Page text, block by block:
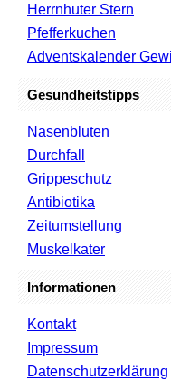
Herrnhuter Stern
Pfefferkuchen
Adventskalender
Gesundheitstipps
Nasenbluten
Durchfall
Grippeschutz
Antibiotika
Zeitumstellung
Muskelkater
Informationen
Kontakt
Impressum
Datenschutzerklärung